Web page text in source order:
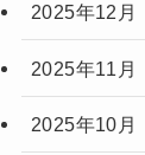
2025年12月
2025年11月
2025年10月